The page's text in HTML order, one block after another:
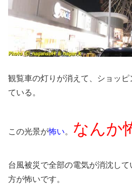
観覧車の灯りが消えて、ショッ
ている。
この光景が怖い。 なんか
台風被災で全部の電気が消沈し
方が怖いです。